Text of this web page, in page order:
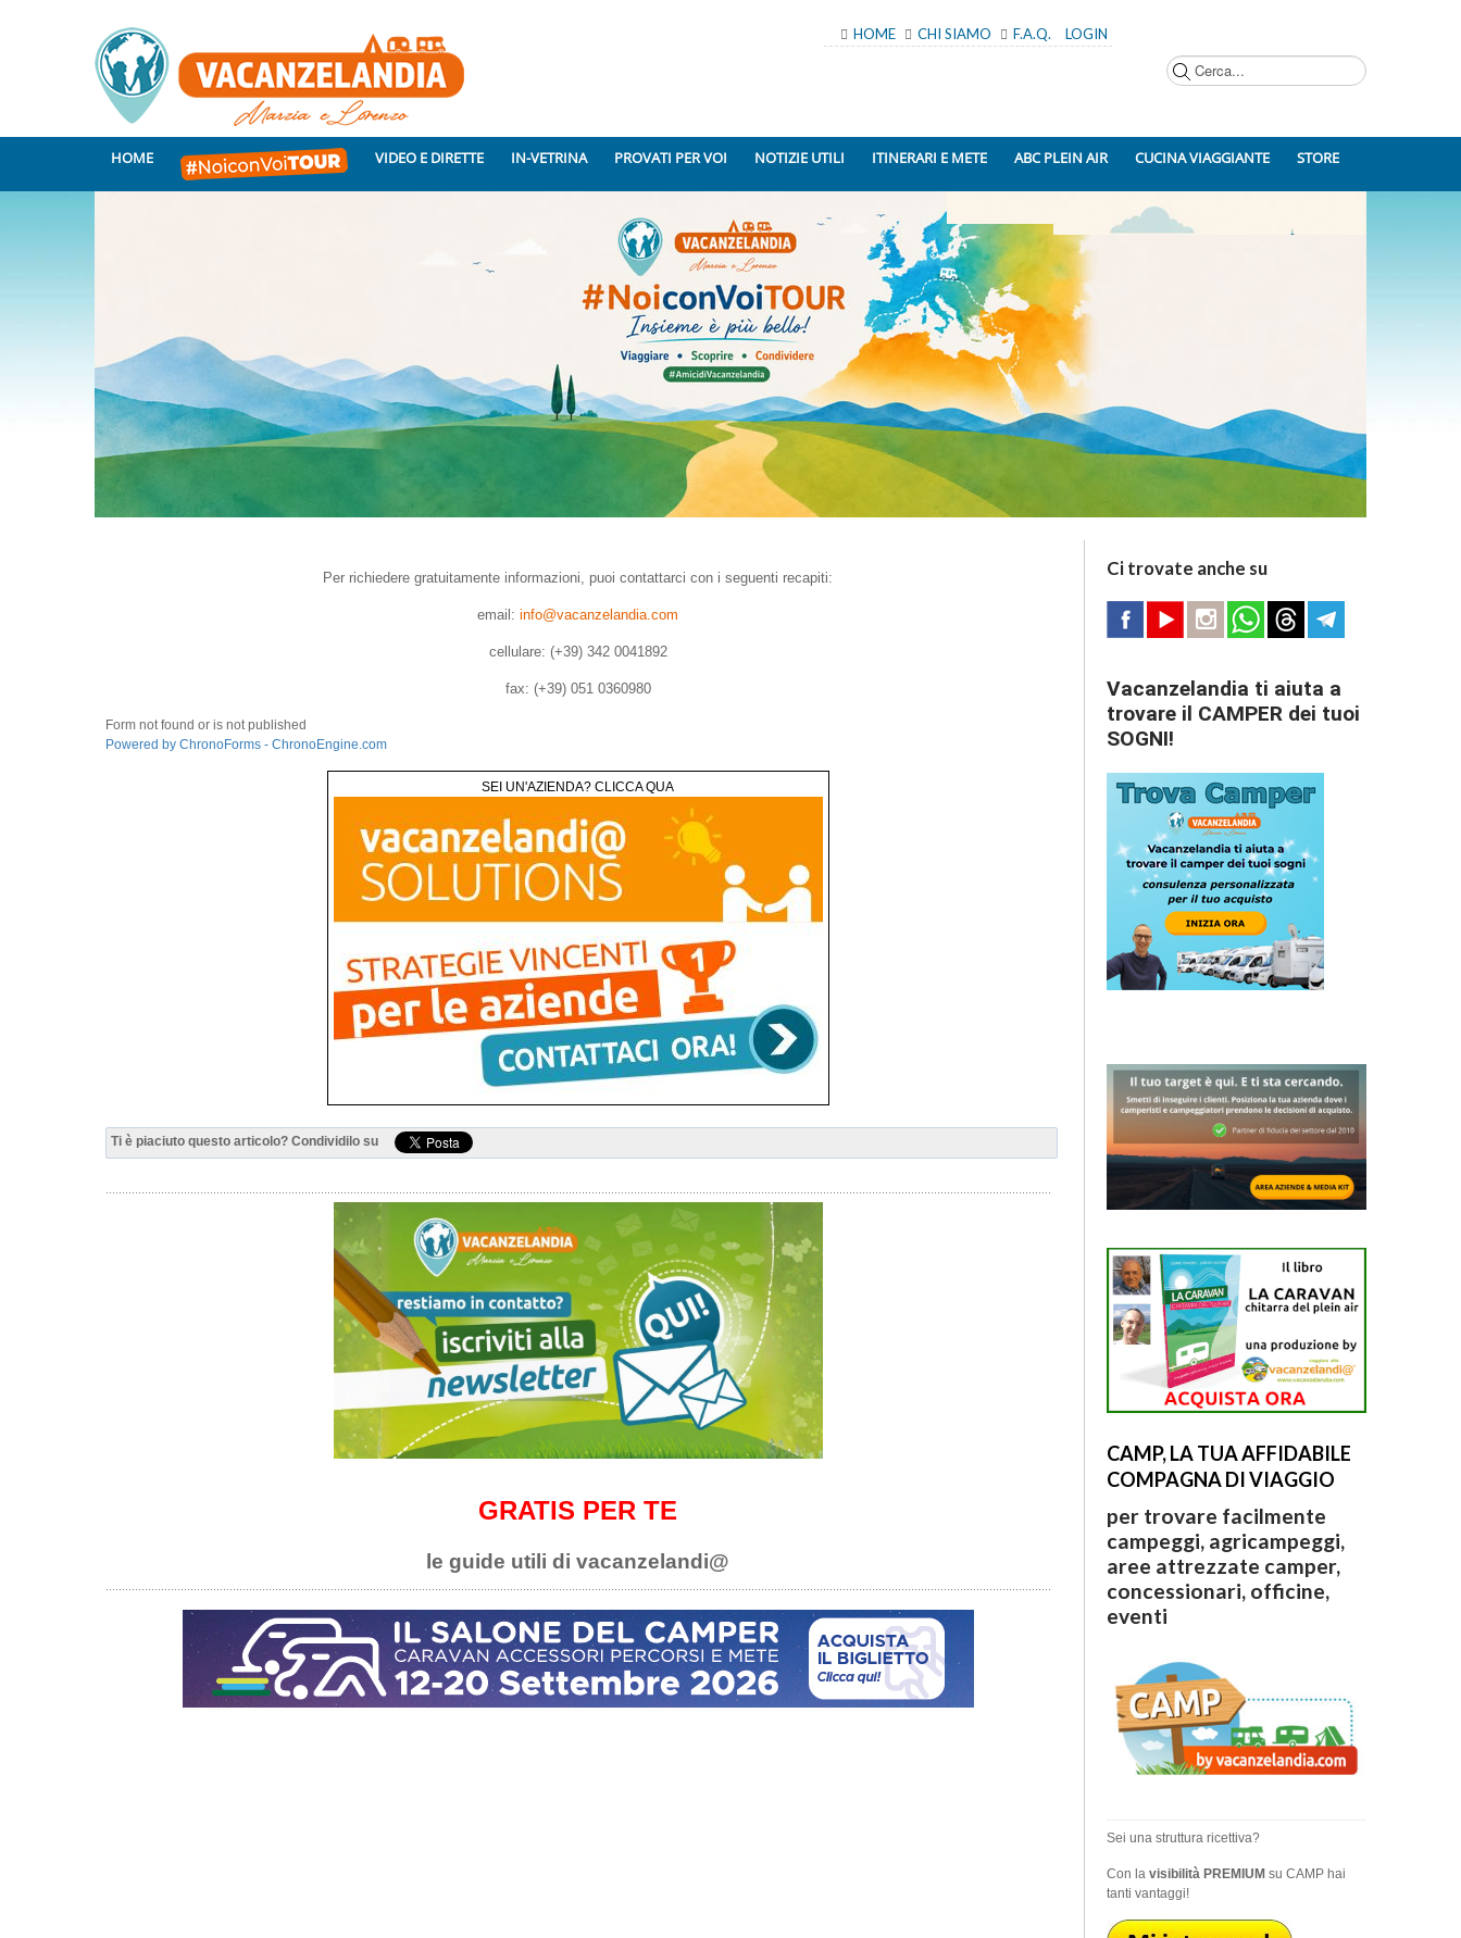
HOME CHI SIAMO F.A.Q. LOGIN
HOME VIDEO E DIRETTE IN-VETRINA PROVATI PER VOI NOTIZIE UTILI ITINERARI E METE ABC PLEIN AIR CUCINA VIAGGIANTE STORE
Per richiedere gratuitamente informazioni, puoi contattarci con i seguenti recapiti:
email:info@vacanzelandia.com
cellulare: (+39) 342 0041892
fax: (+39) 051 0360980
Form not found or is not published
Powered by ChronoForms - ChronoEngine.com
SEI UN'AZIENDA? CLICCA QUA
Ti è piaciuto questo articolo? Condividilo su
GRATIS PER TE
le guide utili di vacanzelandi@
Ci trovate anche su
Vacanzelandia ti aiuta a
trovare il CAMPER dei tuoi
SOGNI!
CAMP, LA TUA AFFIDABILE
COMPAGNA DI VIAGGIO
per trovare facilmente
campeggi, agricampeggi,
aree attrezzate camper,
concessionari, officine,
eventi
Sei una struttura ricettiva?
Con la visibilità PREMIUMsu CAMP hai
tanti vantaggi!